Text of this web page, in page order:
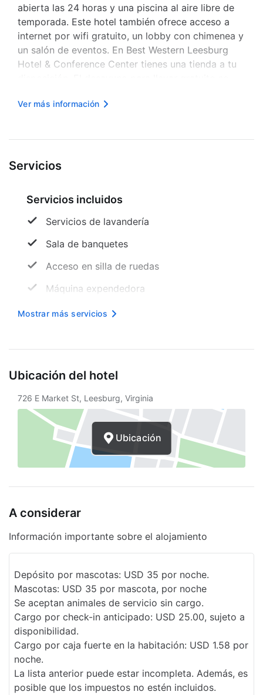
abierta las 24 horas y una piscina al aire libre de
temporada. Este hotel también ofrece acceso a
internet por wifi gratuito, un lobby con chimenea y
un salón de eventos. En Best Western Leesburg
Hotel & Conference Center tienes una tienda a tu
el horario de los fines de semana es de 07:00 a
Ver más información
Servicios
Servicios incluidos
Servicios de lavandería
Sala de banquetes
Acceso en silla de ruedas
Máquina expendedora
Mobiliario exterior
(metros) -
Internet inalámbrico en cortesía
Señalización en braille o en relieve
Orientación auditiva
Periódico gratuito
Chimenea en el lobby
Elevador
Desayuno gratis para llevar
Resguardo de equipaje
Supermercado o tienda de conveniencia
Salida exprés
Mostrar más servicios
Ubicación del hotel
726 E Market St, Leesburg, Virginia
Ubicación
A considerar
Información importante sobre el alojamiento
Depósito por mascotas: USD 35 por noche.
Mascotas: USD 35 por mascota, por noche
Se aceptan animales de servicio sin cargo.
Cargo por check-in anticipado: USD 25.00, sujeto a
disponibilidad.
Cargo por caja fuerte en la habitación: USD 1.58 por
noche.
La lista anterior puede estar incompleta. Además, es
posible que los impuestos no estén incluidos.